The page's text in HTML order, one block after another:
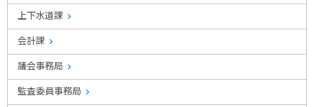
上下水道課
会計課
議会事務局
監査委員事務局